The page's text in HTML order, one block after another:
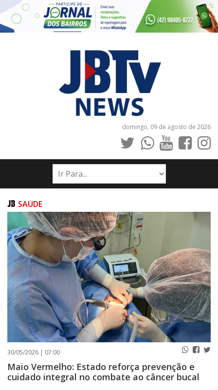
domingo, 09 de agosto de 2026
INÍCIO
NOTÍCIAS
PUBLICAÇÕES LEGAIS
CONTATO
SAÚDE
30/05/2026 | 07:00
Maio Vermelho: Estado reforça prevenção e
cuidado integral no combate ao câncer bucal